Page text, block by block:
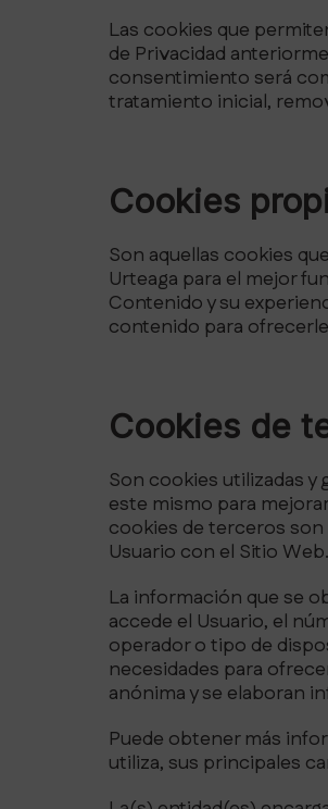
Las cookies que
de Privacidad
consentimiento será
tratamiento inicial,
Cookies
Son aquellas cookies
Urteaga para el mejor
Contenido y su
contenido para
Cookies de
Son cookies utilizadas
este mismo para
cookies de terceros son
Usuario con el Sitio Web.
La información que se
accede el Usuario, el
operador o tipo de
necesidades para
anónima y se elaboran
Puede obtener más
utiliza, sus principales